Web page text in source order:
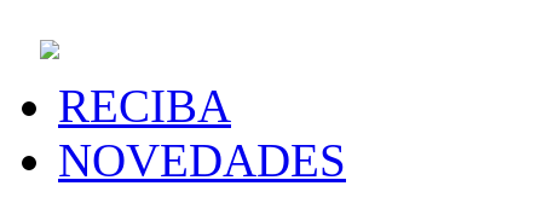
RECIBA
NOVEDADES